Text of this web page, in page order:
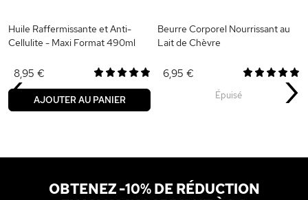
Huile Raffermissante et Anti-
Cellulite - Maxi Format 490ml
8,95 €
AJOUTER AU PANIER
Beurre Corporel Nourrissant au
Lait de Chèvre
6,95 €
Épuisé
‹ ›
OBTENEZ -10% DE RÉDUCTION